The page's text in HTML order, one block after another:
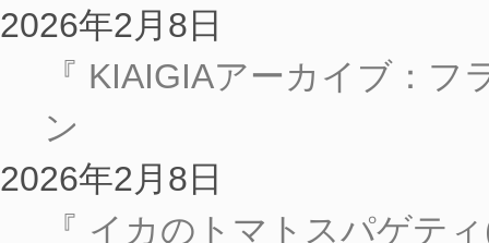
2026年2月8日
『 KIAIGIAアーカイブ：
ン
2026年2月8日
『 イカのトマトスパゲテ